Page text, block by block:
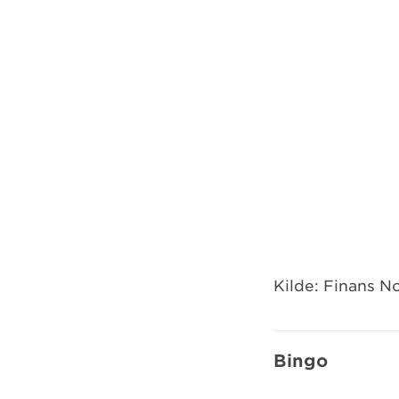
Kilde: Finans
Bingo